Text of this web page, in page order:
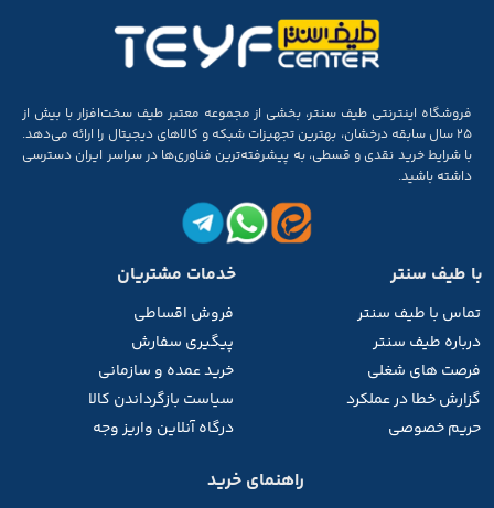
فروشگاه اینترنتی طیف سنتر، بخشی از مجموعه‌ معتبر طیف سخت‌افزار با بیش از
۲۵ سال سابقه‌ درخشان، بهترین تجهیزات شبکه و کالاهای دیجیتال را ارائه می‌دهد.
با شرایط خرید نقدی و قسطی، به پیشرفته‌ترین فناوری‌ها در سراسر ایران دسترسی
داشته باشید.
با طیف سنتر
تماس با طیف سنتر
درباره طیف سنتر
فرصت های شغلی
گزارش خطا در عملکرد
حریم خصوصی
خدمات مشتریان
فروش اقساطی
پیگیری سفارش
خرید عمده و سازمانی
سیاست بازگرداندن کالا
درگاه آنلاین واریز وجه
راهنمای خرید